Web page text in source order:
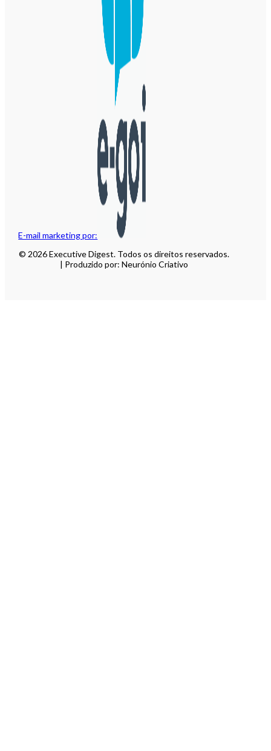
E-mail marketing por:
© 2026 Executive Digest. Todos os direitos reservados.
| Produzido por: Neurónio Criativo